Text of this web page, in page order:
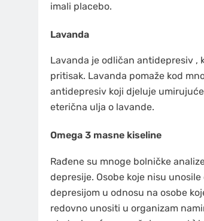
imali placebo.
Lavanda
Lavanda je odličan antidepresiv ,
pritisak. Lavanda pomaže kod
antidepresiv koji djeluje
eterična ulja o lavande.
Omega 3 masne kiseline
Rađene su mnoge bolničke
depresije. Osobe koje nisu
depresijom u odnosu na osobe
redovno unositi u organizam